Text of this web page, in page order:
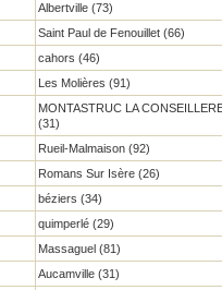
Albertville (73)
Saint Paul de Fenouillet (66)
cahors (46)
Les Molières (91)
MONTASTRUC LA
(31)
Rueil-Malmaison (92)
Romans Sur Isère (26)
béziers (34)
quimperlé (29)
Massaguel (81)
Aucamville (31)